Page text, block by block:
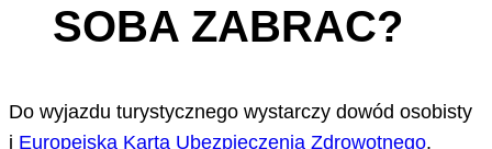
SOBA ZABRAC?
Do wyjazdu turystycznego wystarczy dowód osobisty
i Europejska Karta Ubezpieczenia Zdrowotnego.